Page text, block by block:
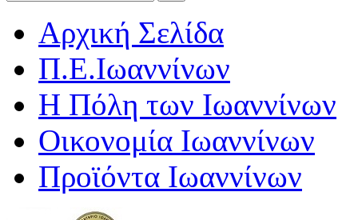
Αρχική Σελίδα
Π.Ε.Ιωαννίνων
Η Πόλη των Ιωαννίνων
Οικονομία Ιωαννίνων
Προϊόντα Ιωαννίνων